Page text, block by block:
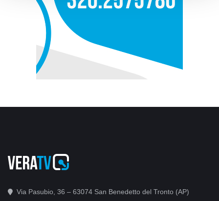
Via Pasubio, 36 – 63074 San Benedetto del Tronto (AP)